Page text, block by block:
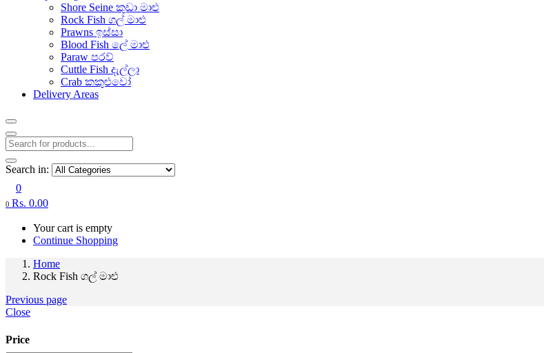
Shore Seine කුඩා මාළු
Rock Fish ගල් මාළු
Prawns ඉස්සා
Blood Fish ලේ මාළු
Paraw පරව්
Cuttle Fish දැල්ලා
Crab කකුළුවෝ
Delivery Areas
Search in:
0
0 Rs. 0.00
Your cart is empty
Continue Shopping
Home
Rock Fish ගල් මාළු
Previous page
Close
Price